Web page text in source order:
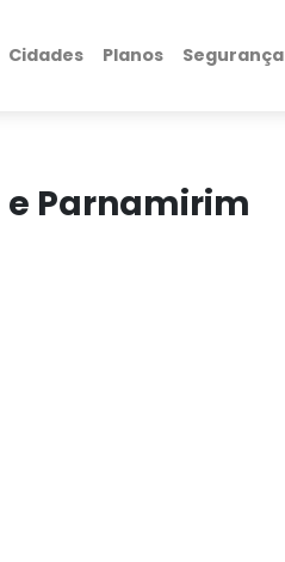
Cidades Planos Segurança
e Parnamirim